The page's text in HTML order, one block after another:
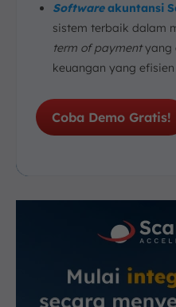
Softwareakuntansi
sistem terbaik dalam
term of paymentyang
keuangan yang
Coba Demo Gratis!